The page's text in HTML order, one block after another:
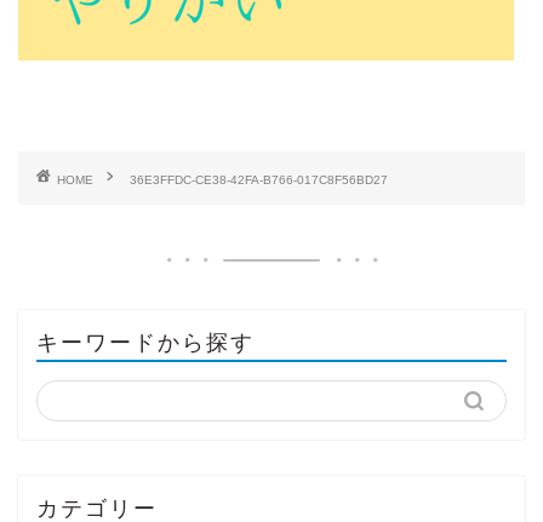
HOME 36E3FFDC-CE38-42FA-B766-017C8F56BD27
キーワードから探す
カテゴリー